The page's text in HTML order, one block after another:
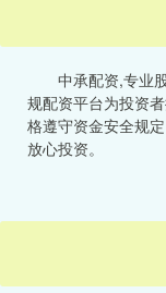
中承配资,专业
规配资平台为投资
格遵守资金安全规
放心投资。